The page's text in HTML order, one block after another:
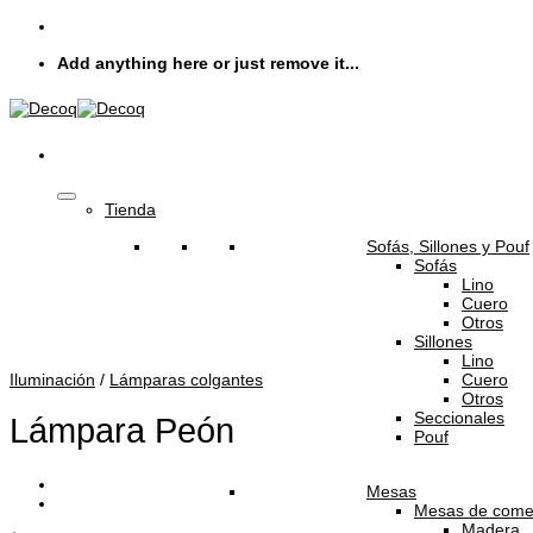
Skip
contentAdd anything here or just remove it...
Tienda
Sofás, Sillones y Pouf
Sofás
Lino
Cuero
Otros
Sillones
Lino
Cuero
Otros
Seccionales
Pouf
Mesas
Mesas de
Iluminación / Lámparas colgantes
Lámpara Peón